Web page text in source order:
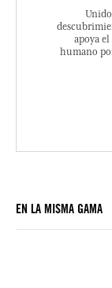
apoya
humano
EN LA MISMA GAMA